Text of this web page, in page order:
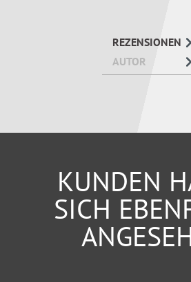
REZENSIONEN
AUTOR
KUNDEN
SICH